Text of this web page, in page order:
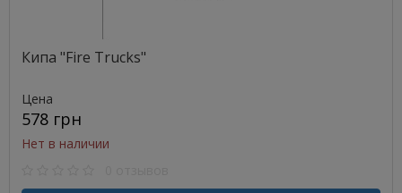
Кипа "Fire Trucks"
Цена
578 грн
Нет в наличии